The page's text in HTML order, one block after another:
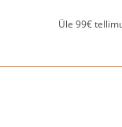
Üle 99€